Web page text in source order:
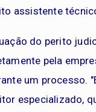
assistente
do perito
pela
um processo.
especializado,